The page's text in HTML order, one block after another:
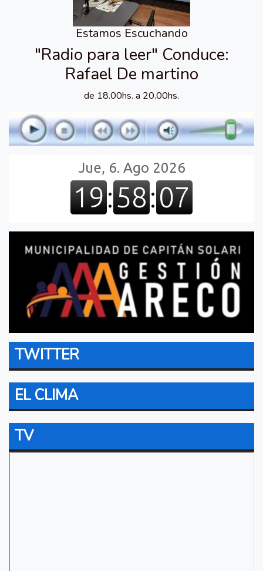
Estamos Escuchando
"Radio para leer" Conduce:
Rafael De martino
de 18.00hs. a 20.00hs.
TWITTER
EL CLIMA
TV